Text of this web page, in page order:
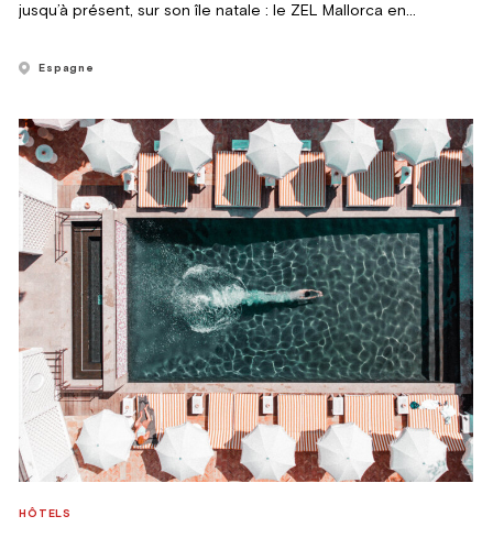
jusqu’à présent, sur son île natale : le ZEL Mallorca en
Espagne
HÔTELS